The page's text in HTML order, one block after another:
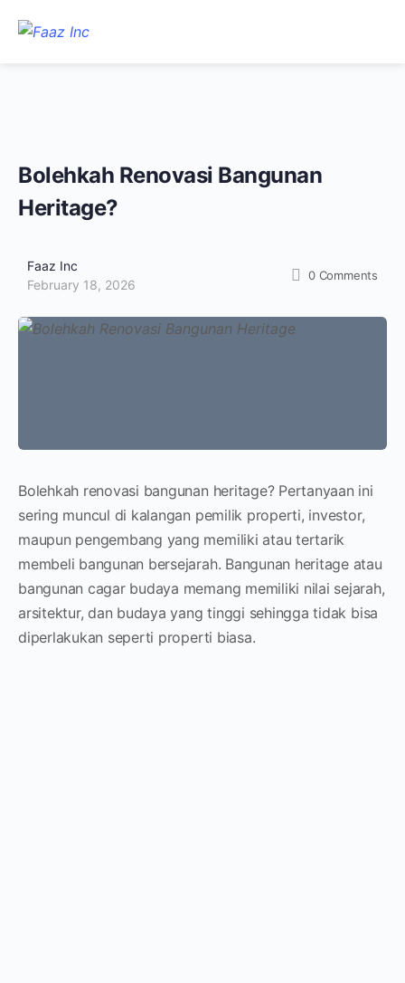
Bolehkah Renovasi Bangunan
Heritage?
Faaz Inc
February 18, 2026
0 Comments
Bolehkah renovasi bangunan heritage? Pertanyaan ini
sering muncul di kalangan pemilik properti, investor,
maupun pengembang yang memiliki atau tertarik
membeli bangunan bersejarah. Bangunan heritage atau
bangunan cagar budaya memang memiliki nilai sejarah,
arsitektur, dan budaya yang tinggi sehingga tidak bisa
diperlakukan seperti properti biasa.